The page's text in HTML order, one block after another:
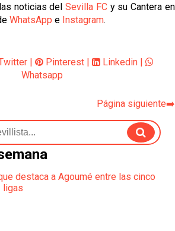
noticias delSevilla FCy su Cantera en
WhatsApp e Instagram.
| Pinterest | Linkedin |
Whatsapp
Página siguiente➡️
destaca a Agoumé entre las cinco
ligas